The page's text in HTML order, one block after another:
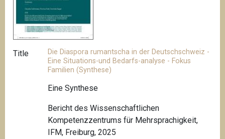
Title
Die Diaspora rumantscha in der Deutschschweiz -
Eine Situations-und Bedarfs-analyse - Fokus
Familien (Synthese)
Eine Synthese
Bericht des Wissenschaftlichen
Kompetenzzentrums für Mehrsprachigkeit,
IFM, Freiburg, 2025